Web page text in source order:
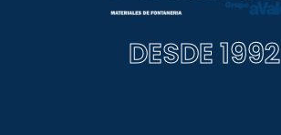
DESDE 1992